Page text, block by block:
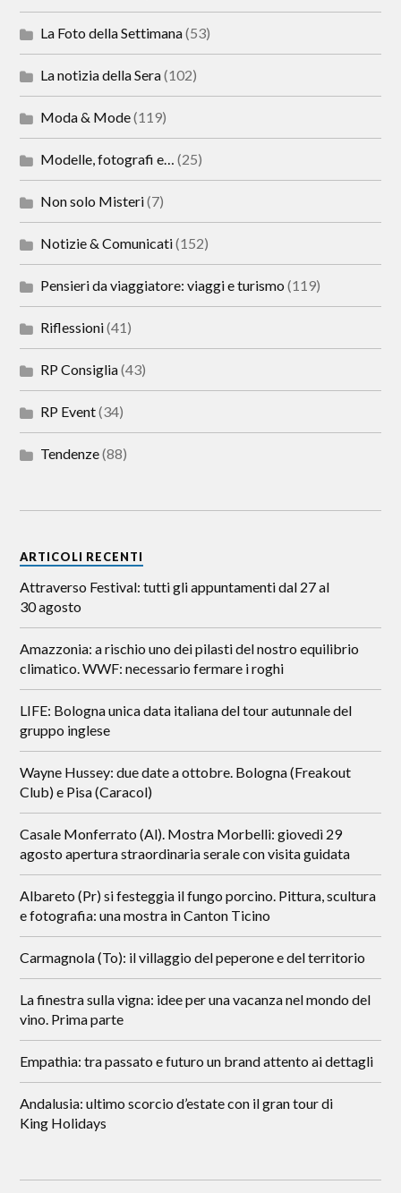
La Foto della Settimana(53)
La notizia della Sera(102)
Moda & Mode(119)
Modelle, fotografi e… (25)
Non solo Misteri(7)
Notizie & Comunicati(152)
Pensieri da viaggiatore: viaggi e turismo (119)
Riflessioni(41)
RP Consiglia(43)
RP Event(34)
Tendenze(88)
ARTICOLI RECENTI
Attraverso Festival: tutti gli appuntamenti dal 27 al
30 agosto
Amazzonia: a rischio uno dei pilasti del nostro equilibrio
climatico. WWF: necessario fermare i roghi
LIFE: Bologna unica data italiana del tour autunnale del
gruppo inglese
Wayne Hussey: due date a ottobre. Bologna (Freakout
Club) e Pisa (Caracol)
Casale Monferrato (Al). Mostra Morbelli: giovedì 29
agosto apertura straordinaria serale con visita guidata
Albareto (Pr) si festeggia il fungo porcino. Pittura, scultura
e fotografia: una mostra in Canton Ticino
Carmagnola (To): il villaggio del peperone e del territorio
La finestra sulla vigna: idee per una vacanza nel mondo del
vino. Prima parte
Empathia: tra passato e futuro un brand attento ai dettagli
Andalusia: ultimo scorcio d’estate con il gran tour di
King Holidays